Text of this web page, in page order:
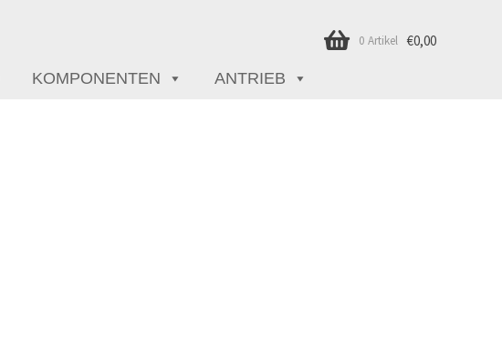
€0,00
0 Artikel
KOMPONENTEN ANTRIEB